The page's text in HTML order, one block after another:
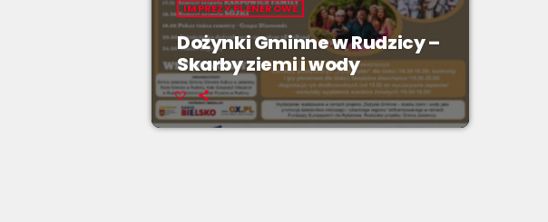
IMPREZY PLENEROWE
Dożynki Gminne w Rudzicy –
Skarby ziemi i wody